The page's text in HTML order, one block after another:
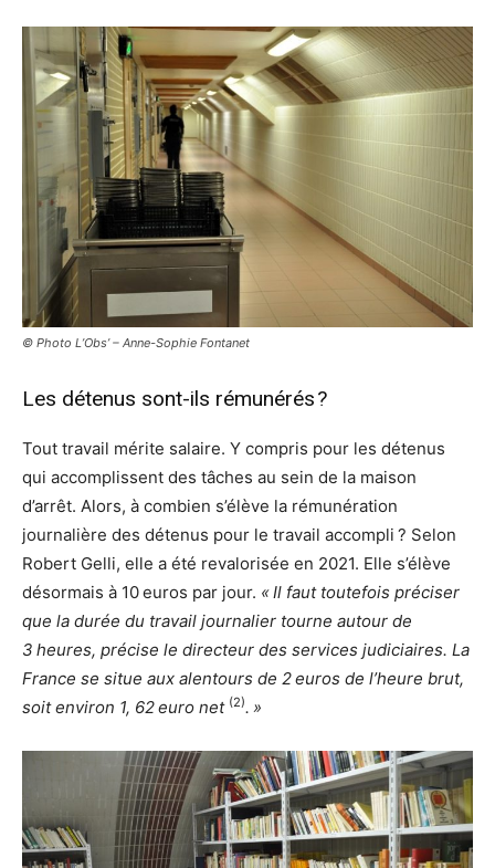
© Photo L’Obs’ – Anne-Sophie Fontanet
Les détenus sont-ils rémunérés ?
Tout travail mérite salaire. Y compris pour les détenus
qui accomplissent des tâches au sein de la maison
d’arrêt. Alors, à combien s’élève la rémunération
journalière des détenus pour le travail accompli ? Selon
Robert Gelli, elle a été revalorisée en 2021. Elle s’élève
désormais à 10 euros par jour. « Il faut toutefois préciser
que la durée du travail journalier tourne autour de
3 heures, précise le directeur des services judiciaires. La
France se situe aux alentours de 2 euros de l’heure brut,
soit environ 1, 62 euro net (2). »